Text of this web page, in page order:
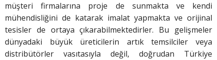
müşteri firmalarına proje de sunmakta ve kendi
mühendisliğini de katarak imalat yapmakta ve orijinal
tesisler de ortaya çıkarabilmektedirler. Bu gelişmeler
dünyadaki büyük üreticilerin artık temsilciler veya
distribütörler vasıtasıyla değil, doğrudan Türkiye